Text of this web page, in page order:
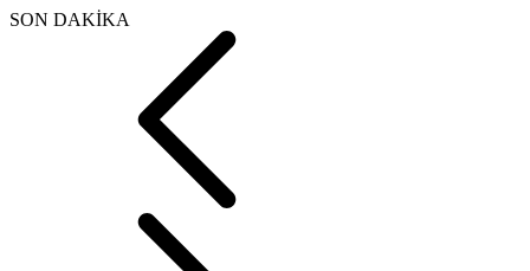
SON DAKİKA